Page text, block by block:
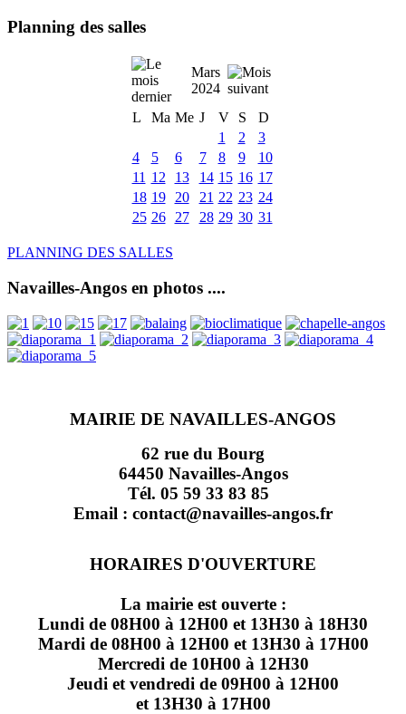
Planning des salles
Mars
2024
L
Ma Me J V S
D
1
2
3
4
5 6 7 8 9
10
11 12 13 14 15 16 17
18 19 20 21 22 23 24
25 26 27 28 29 30 31
PLANNING DES SALLES
Navailles-Angos en photos ....
MAIRIE DE NAVAILLES-ANGOS
62 rue du Bourg
64450 Navailles-Angos
Tél. 05 59 33 83 85
Email : contact@navailles-angos.fr
HORAIRES D'OUVERTURE
La mairie est ouverte :
Lundi de 08H00 à 12H00 et 13H30 à 18H30
Mardi de 08H00 à 12H00 et 13H30 à 17H00
Mercredi de 10H00 à 12H30
Jeudi et vendredi de 09H00 à 12H00
et 13H30 à 17H00